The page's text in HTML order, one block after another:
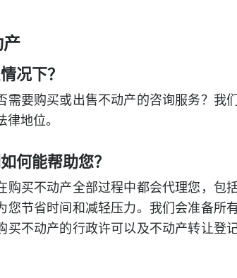
况下？
需要购买或出售不动产的咨询服务？我
律地位。
何能帮助您？
购买不动产全部过程中都会代理您，包
您节省时间和减轻压力。我们会准备所
买不动产的行政许可以及不动产转让登